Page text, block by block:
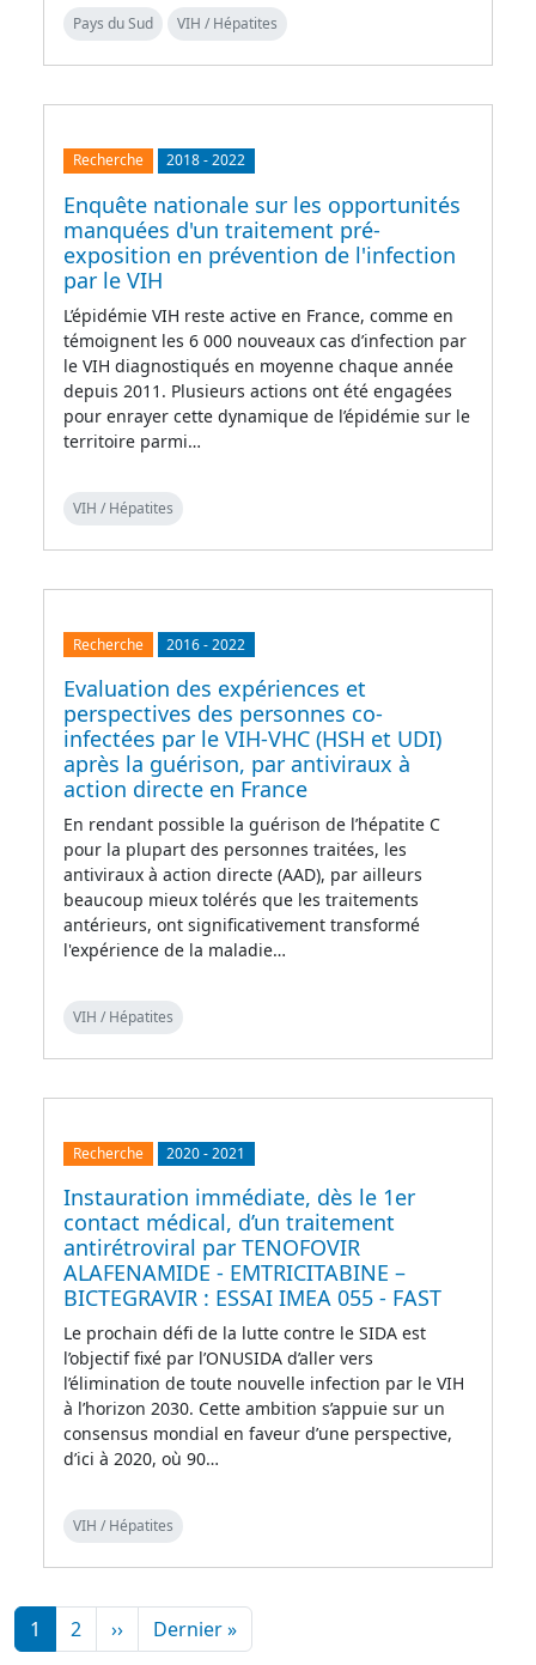
Pays du Sud VIH / Hépatites
Recherche 2018-2022
Enquête nationale sur les opportunités
manquées d'un traitement pré-
exposition en prévention de l'infection
par le VIH
L’épidémie VIH reste active en France, comme en
témoignent les 6 000 nouveaux cas d’infection par
le VIH diagnostiqués en moyenne chaque année
depuis 2011. Plusieurs actions ont été engagées
pour enrayer cette dynamique de l’épidémie sur le
territoire parmi…
VIH / Hépatites
Recherche 2016-2022
Evaluation des expériences et
perspectives des personnes co-
infectées par le VIH-VHC (HSH et UDI)
après la guérison, par antiviraux à
action directe en France
En rendant possible la guérison de l’hépatite C
pour la plupart des personnes traitées, les
antiviraux à action directe (AAD), par ailleurs
beaucoup mieux tolérés que les traitements
antérieurs, ont significativement transformé
l'expérience de la maladie…
VIH / Hépatites
Recherche 2020-2021
Instauration immédiate, dès le 1er
contact médical, d’un traitement
antirétroviral par TENOFOVIR
ALAFENAMIDE - EMTRICITABINE –
BICTEGRAVIR : ESSAI IMEA 055 - FAST
Le prochain défi de la lutte contre le SIDA est
l’objectif fixé par l’ONUSIDA d’aller vers
l’élimination de toute nouvelle infection par le VIH
à l’horizon 2030. Cette ambition s’appuie sur un
consensus mondial en faveur d’une perspective,
d’ici à 2020, où 90…
VIH / Hépatites
Pagination
1 2 ››Page suivante
Dernier »Dernière page